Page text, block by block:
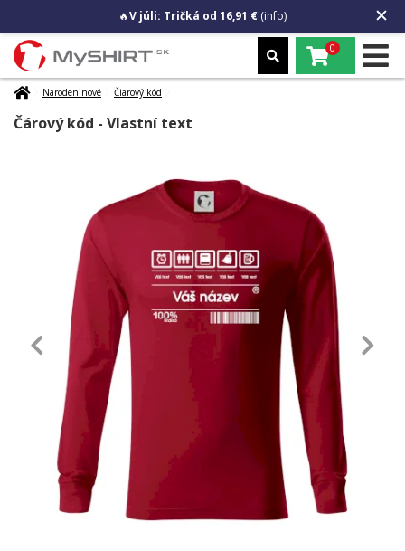
🔥V júli: Tričká od 16,91 € (info)
0
Narodeninové Čiarový kód
Čárový kód - Vlastní text